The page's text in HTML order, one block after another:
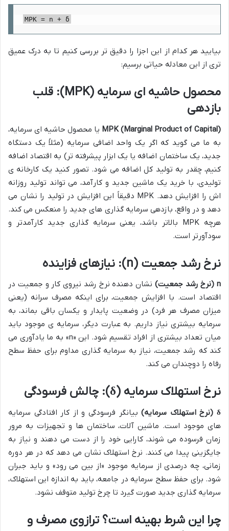
بیایید هر کدام از این اجزا را دقیق تر بررسی کنیم تا به درک عمیق
تری از این معادله حیاتی برسیم:
محصول حاشیه ای سرمایه (MPK): قلب
بازدهی
MPK (Marginal Product of Capital) یا محصول حاشیه ای سرمایه،
به ما می گوید که اگر یک واحد اضافی سرمایه (مثلاً یک دستگاه
جدید، یک ساختمان اضافه یا یک ابزار پیشرفته تر) به اقتصاد اضافه
کنیم، چقدر به تولید کل اضافه می شود. تصور کنید یک کارخانه ی
تولیدی، با خرید یک ماشین جدید و کارآمد، می تواند تولید روزانه
اش را افزایش دهد. MPK دقیقاً این افزایش در تولید را نشان می
دهد و در واقع، بازدهی سرمایه گذاری های جدید را منعکس می کند.
هرچه MPK بالاتر باشد، یعنی سرمایه گذاری جدید کارآمدتر و
سودآورتر است.
نرخ رشد جمعیت (n): نیازهای فزاینده
n (نرخ رشد جمعیت)
نشان دهنده نرخ رشد نیروی کار و جمعیت در
اقتصاد است. با افزایش جمعیت، برای اینکه مصرف سرانه (یعنی
میزان مصرف هر فرد) در وضعیت پایدار و یکسان باقی بماند، به
سرمایه بیشتری نیاز داریم. به عبارت دیگر، سرمایه ی موجود باید
میان تعداد بیشتری از افراد تقسیم شود. این «n» به ما یادآوری می
کند که رشد جمعیت، نیاز به سرمایه گذاری مداوم برای حفظ سطح
رفاه را دوچندان می کند.
نرخ استهلاک سرمایه (δ): چالش فرسودگی
δ (نرخ استهلاک سرمایه)
بیانگر فرسودگی و از کار افتادگی سرمایه
های موجود است. ماشین آلات، ساختمان ها و تجهیزات به مرور
زمان فرسوده می شوند، کارایی خود را از دست می دهند و نیاز به
جایگزینی پیدا می کنند. نرخ استهلاک نشان می دهد که در هر دوره
زمانی، چه درصدی از سرمایه موجود «از بین می رود» و باید جبران
شود. برای حفظ سطح سرمایه در جامعه، باید به اندازه این استهلاک،
سرمایه گذاری جدید صورت گیرد تا چرخ تولید متوقف نشود.
چرا این شرط بهینه است؟ ترازوی مصرف و